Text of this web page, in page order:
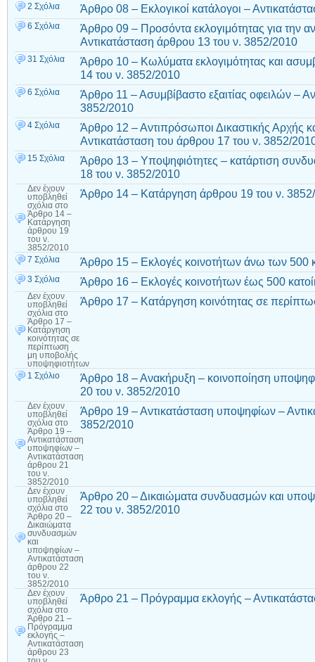
2 Σχόλια Άρθρο 08 – Εκλογικοί κατάλογοι –
6 Σχόλια
Άρθρο 09 – Προσόντα εκλογιμότητας για την
Αντικατάσταση άρθρου 13 του ν. 3852/2010
31 Σχόλια
Άρθρο 10 – Κωλύματα εκλογιμότητας και
14 του ν. 3852/2010
6 Σχόλια
Άρθρο 11 – Ασυμβίβαστο εξαιτίας οφειλών –
3852/2010
4 Σχόλια
Άρθρο 12 – Αντιπρόσωποι Δικαστικής Αρχής
Αντικατάσταση του άρθρου 17 του ν. 3852/
15 Σχόλια
Άρθρο 13 – Υποψηφιότητες – κατάρτιση
18 του ν. 3852/2010
Δεν έχουν
υποβληθεί
σχόλια στο
Άρθρο 14 –
Κατάργηση
άρθρου 19
του ν.
3852/2010
Άρθρο 14 – Κατάργηση άρθρου 19 του ν.
7 Σχόλια Άρθρο 15 – Εκλογές κοινοτήτων άνω των 500
3 Σχόλια Άρθρο 16 – Εκλογές κοινοτήτων έως 500
Δεν έχουν
υποβληθεί
σχόλια στο
Άρθρο 17 –
Κατάργηση
κοινότητας σε
περίπτωση
μη υποβολής
υποψηφιοτήτων
Άρθρο 17 – Κατάργηση κοινότητας σε
1 Σχόλιο
Άρθρο 18 – Ανακήρυξη – κοινοποίηση
20 του ν. 3852/2010
Δεν έχουν
υποβληθεί
σχόλια στο
Άρθρο 19 –
Αντικατάσταση
υποψηφίων –
Αντικατάσταση
άρθρου 21
του ν.
3852/2010
Άρθρο 19 – Αντικατάσταση υποψηφίων –
3852/2010
Δεν έχουν
υποβληθεί
σχόλια στο
Άρθρο 20 –
Δικαιώματα
συνδυασμών
και
υποψηφίων –
Αντικατάσταση
άρθρου 22
του ν.
3852/2010
Άρθρο 20 – Δικαιώματα συνδυασμών και
22 του ν. 3852/2010
Δεν έχουν
υποβληθεί
σχόλια στο
Άρθρο 21 –
Πρόγραμμα
εκλογής –
Αντικατάσταση
άρθρου 23
Άρθρο 21 – Πρόγραμμα εκλογής –